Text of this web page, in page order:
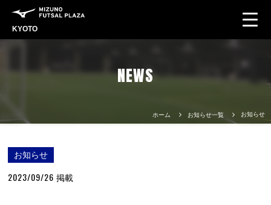
KYOTO
NEWS
ホーム お知らせ一覧 お知らせ
お知らせ
2023/09/26 掲載